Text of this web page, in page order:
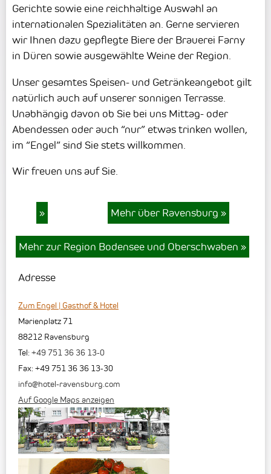
Gerichte sowie eine reichhaltige Auswahl an
internationalen Spezialitäten an. Gerne servieren
wir Ihnen dazu gepflegte Biere der Brauerei Farny
in Düren sowie ausgewählte Weine der Region.
Unser gesamtes Speisen- und Getränkeangebot gilt
natürlich auch auf unserer sonnigen Terrasse.
Unabhängig davon ob Sie bei uns Mittag- oder
Abendessen oder auch “nur” etwas trinken wollen,
im “Engel” sind Sie stets willkommen.
Wir freuen uns auf Sie.
» Mehr über Ravensburg »
Mehr zur Region Bodensee und Oberschwaben »
Adresse
Zum Engel | Gasthof & Hotel
Marienplatz 71
88212 Ravensburg
Tel: +49 751 36 36 13-0
Fax: +49 751 36 36 13-30
info@hotel-ravensburg.com
Auf Google Maps anzeigen